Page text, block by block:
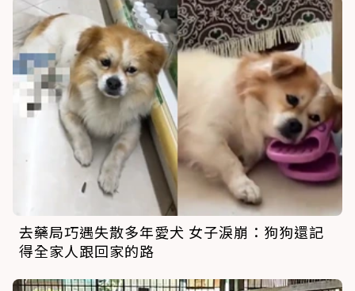
去藥局巧遇失散多年愛犬 女子淚崩：狗狗還記
得全家人跟回家的路